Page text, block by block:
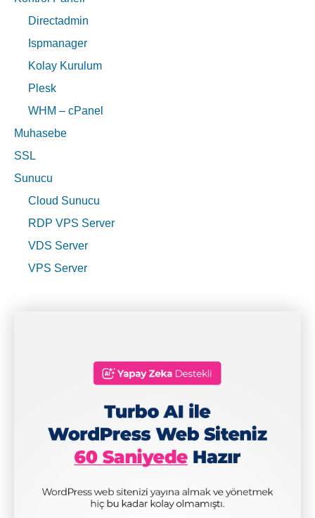
Directadmin
Ispmanager
Kolay Kurulum
Plesk
WHM – cPanel
Muhasebe
SSL
Sunucu
Cloud Sunucu
RDP VPS Server
VDS Server
VPS Server